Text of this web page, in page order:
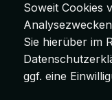
Soweit Cookies
Sie hierüber im
ggf. eine